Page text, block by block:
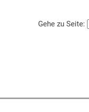
Gehe zu Seite: